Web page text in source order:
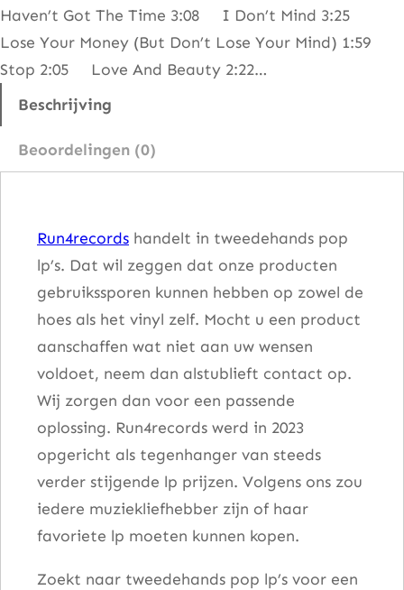
D
r
e
m
Haven’t Got The Time 3:08 I Don’t Mind 3:25
Lose Your Money (But Don’t Lose Your Mind) 1:59
Stop 2:05 Love And Beauty 2:22…
Beschrijving
Beoordelingen (0)
Run4records handelt in tweedehands pop
lp’s. Dat wil zeggen dat onze producten
gebruikssporen kunnen hebben op zowel de
hoes als het vinyl zelf. Mocht u een product
aanschaffen wat niet aan uw wensen
voldoet, neem dan alstublieft contact op.
Wij zorgen dan voor een passende
oplossing. Run4records werd in 2023
opgericht als tegenhanger van steeds
verder stijgende lp prijzen. Volgens ons zou
iedere muziekliefhebber zijn of haar
favoriete lp moeten kunnen kopen.
Zoekt naar tweedehands pop lp’s voor een